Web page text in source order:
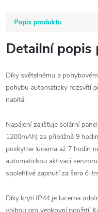
Popis produktu
Detailní popis
Díky světelnému a
pohybu automaticky rozsvítí
nabitá.
Napájení zajišťuje solární
1200mAh) za přibližně 9
poskytne lucerna až 7 hodin
automatickou aktivaci
spolehlivé zapnutí za šera či
Díky krytí IP44 je lucerna